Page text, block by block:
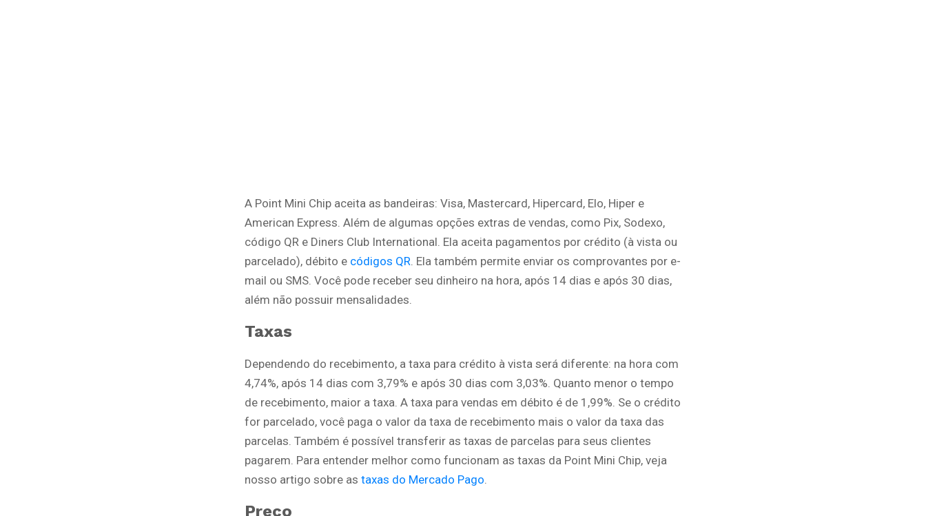
A Point Mini Chip aceita as bandeiras: Visa, Mastercard, Hipercard, Elo, Hiper e
American Express. Além de algumas opções extras de vendas, como Pix, Sodexo,
código QR e Diners Club International. Ela aceita pagamentos por crédito (à vista ou
parcelado), débito e códigos QR . Ela também permite enviar os comprovantes por e-
mail ou SMS. Você pode receber seu dinheiro na hora, após 14 dias e após 30 dias,
além não possuir mensalidades.
Taxas
Dependendo do recebimento, a taxa para crédito à vista será diferente: na hora com
4,74%, após 14 dias com 3,79% e após 30 dias com 3,03%. Quanto menor o tempo
de recebimento, maior a taxa. A taxa para vendas em débito é de 1,99%. Se o crédito
for parcelado, você paga o valor da taxa de recebimento mais o valor da taxa das
parcelas. Também é possível transferir as taxas de parcelas para seus clientes
pagarem. Para entender melhor como funcionam as taxas da Point Mini Chip, veja
nosso artigo sobre as taxas do Mercado Pago
Preço